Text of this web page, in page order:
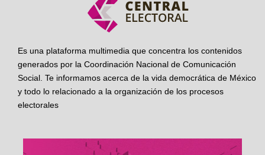
Es una plataforma multimedia que concentra los contenidos
generados por la Coordinación Nacional de Comunicación
Social. Te informamos acerca de la vida democrática de México
y todo lo relacionado a la organización de los procesos
electorales